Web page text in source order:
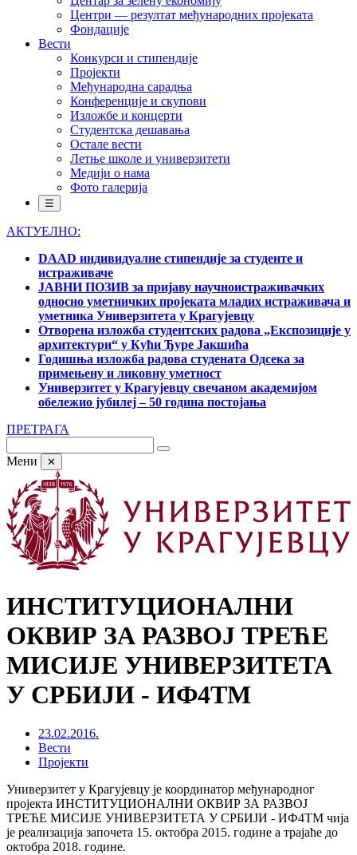
Центри — резултат међународних пројеката
Фондације
Вести
Конкурси и стипендије
Пројекти
Међународна сарадња
Конференције и скупови
Изложбе и концерти
Студентска дешавања
Остале вести
Летње школе и универзитети
Медији о нама
Фото галерија
☰
АКТУЕЛНО:
DAAD индивидуалне стипендије за студенте и
истраживаче
ЈАВНИ ПОЗИВ за пријаву научноистраживачких
односно уметничких пројеката младих истраживача и
уметника Универзитета у Крагујевцу
Отворена изложба студентских радова „Експозиције у
архитектури“ у Кући Ђуре Јакшића
Годишња изложба радова студената Одсека за
примењену и ликовну уметност
Универзитет у Крагујевцу свечаном академијом
обележио јубилеј – 50 година постојања
ПРЕТРАГА
Мени ✕
ИНСТИТУЦИОНАЛНИ
ОКВИР ЗА РАЗВОЈ ТРЕЋЕ
МИСИЈЕ УНИВЕРЗИТЕТА
У СРБИЈИ - ИФ4ТМ
23.02.2016.
Вести
Пројекти
Универзитет у Крагујевцу је координатор међународног
пројекта ИНСТИТУЦИОНАЛНИ ОКВИР ЗА РАЗВОЈ
ТРЕЋЕ МИСИЈЕ УНИВЕРЗИТЕТА У СРБИЈИ - ИФ4ТМ чија
је реализација започета 15. октобра 2015. године а трајаће до
октобра 2018. године.